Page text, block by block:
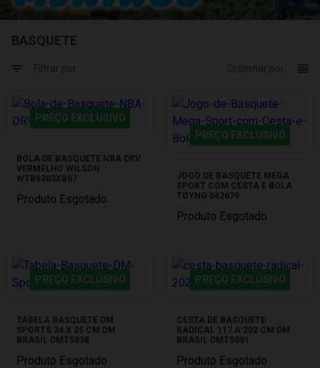
BASQUETE
PREÇO EXCLUSIVO
BOLA DE BASQUETE NBA DRV
VERMELHO WILSON
WTB9303XB07
Produto Esgotado
PREÇO EXCLUSIVO
JOGO DE BASQUETE MEGA
SPORT COM CESTA E BOLA
TOYNG 042679
Produto Esgotado
PREÇO EXCLUSIVO
TABELA BASQUETE DM
SPORTS 34 X 25 CM DM
BRASIL DMT5938
Produto Esgotado
PREÇO EXCLUSIVO
CESTA DE BASQUETE
RADICAL 117 A 202 CM DM
BRASIL DMT5091
Produto Esgotado